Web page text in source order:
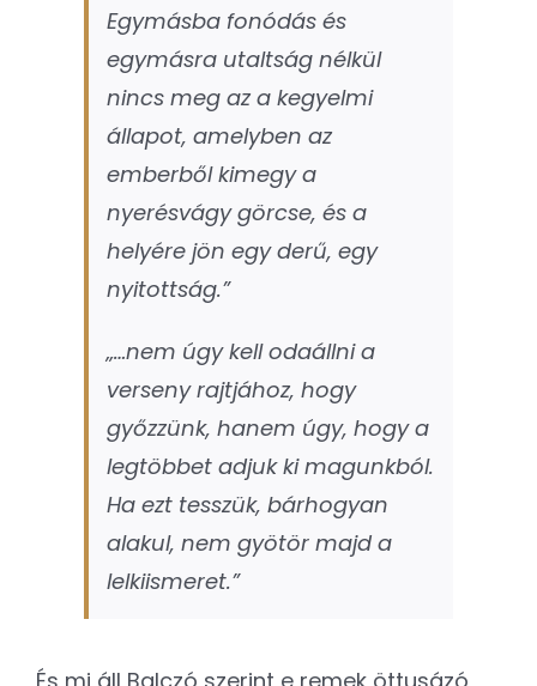
Egymásba fonódás és
egymásra utaltság nélkül
nincs meg az a kegyelmi
állapot, amelyben az
emberből kimegy a
nyerésvágy görcse, és a
helyére jön egy derű, egy
nyitottság.”
„…nem úgy kell odaállni a
verseny rajtjához, hogy
győzzünk, hanem úgy, hogy a
legtöbbet adjuk ki magunkból.
Ha ezt tesszük, bárhogyan
alakul, nem gyötör majd a
lelkiismeret.”